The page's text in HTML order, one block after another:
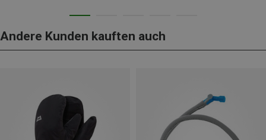
Andere Kunden kauften auch